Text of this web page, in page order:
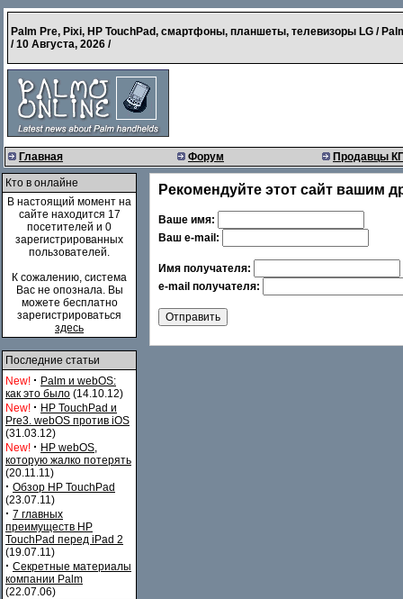
Palm Pre, Pixi, HP TouchPad, смартфоны, планшеты, телевизоры LG /
/10 Августа, 2026 /
Главная Форум Продавцы
Кто в онлайне
В настоящий момент на
сайте находится 17
посетителей и 0
зарегистрированных
пользователей.
К сожалению, система
Вас не опознала. Вы
можете бесплатно
зарегистрироваться
здесь
Последние статьи
New! · Palm и webOS:
как это было (14.10.12)
New! · HP TouchPad и
Pre3. webOS против iOS
(31.03.12)
New! · HP webOS,
которую жалко потерять
(20.11.11)
· Обзор HP TouchPad
(23.07.11)
· 7 главных
преимуществ HP
TouchPad перед iPad 2
(19.07.11)
· Секретные материалы
компании Palm
(22.07.06)
Рекомендуйте этот сайт вашим
Ваше имя:
Ваш e-mail:
Имя получателя:
e-mail получателя: